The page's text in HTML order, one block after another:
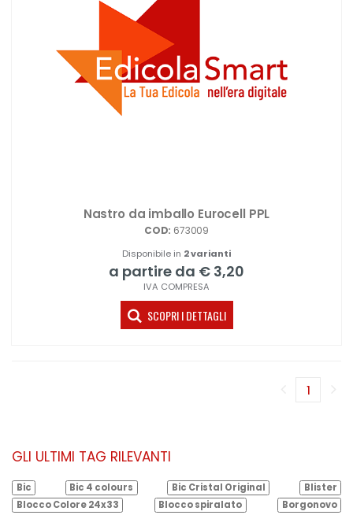
Nastro da imballo Eurocell PPL
COD: 673009
Disponibile in 2 varianti
a partire da € 3,20
IVA COMPRESA
SCOPRI I DETTAGLI
1
GLI ULTIMI TAG RILEVANTI
Bic Bic 4 colours Bic Cristal Original
Blister
Blocco Colore 24x33
Blocco spiralato
Borgonovo